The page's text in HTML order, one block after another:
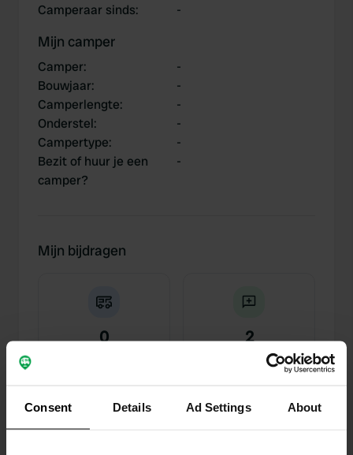
Consent Details Ad Settings About
Camperaar sinds: -
Mijn camper
Camper:
-
Bouwjaar:
-
Camperlengte:
-
Onderstel:
-
Campertype:
-
Bezit of huur je een
camper?
-
Mijn bijdragen
0 2
Reviews